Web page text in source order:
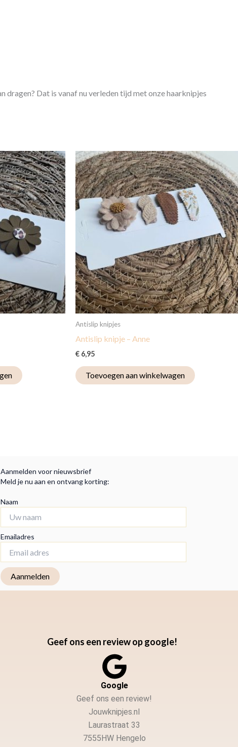
dragen? Dat is vanaf nu verleden tijd met onze haarknipjes
Antislip knipjes
Antislip knipje – Anne
€ 6,95
Toevoegen aan winkelwagen
Aanmelden voor nieuwsbrief
Meld je nu aan en ontvang korting:
Naam
Emailadres
Geef ons een review op google!
Google
Geef ons een review!
Jouwknipjes.nl
Laurastraat 33
7555HW Hengelo